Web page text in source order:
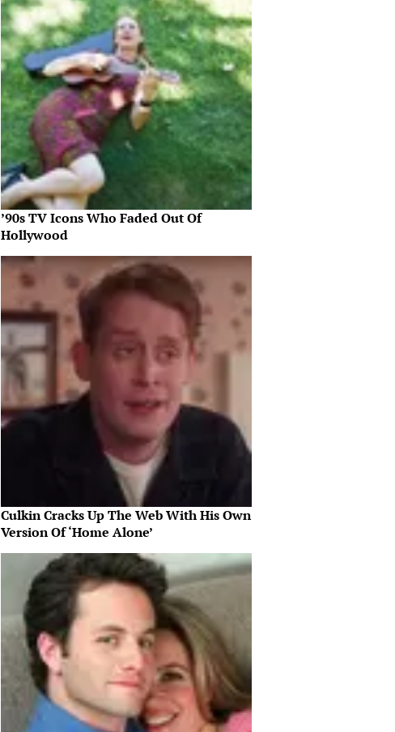
’90s TV Icons Who Faded Out Of
Hollywood
Culkin Cracks Up The Web With His Own
Version Of ‘Home Alone’